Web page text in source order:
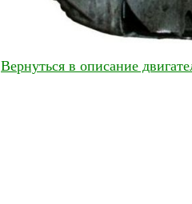
Вернуться в описание